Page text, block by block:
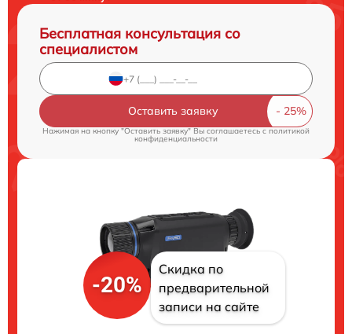
Бесплатная консультация со
специалистом
Оставить заявку
Нажимая на кнопку "Оставить заявку" Вы соглашаетесь c политикой
конфиденциальности
-20%
Скидка по
предварительной
записи на сайте